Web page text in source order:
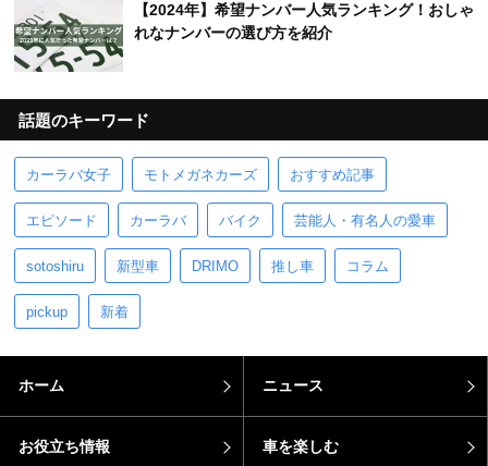
【2024年】希望ナンバー人気ランキング！おしゃ
れなナンバーの選び方を紹介
話題のキーワード
カーラバ女子 モトメガネカーズ おすすめ記事
エピソード カーラバ バイク 芸能人・有名人の愛車
sotoshiru 新型車 DRIMO 推し車 コラム
pickup 新着
ホーム ニュース
お役立ち情報 車を楽しむ